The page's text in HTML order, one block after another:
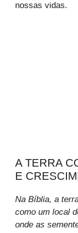
nossas vidas.
A TERRA
E
Na Bíblia, a
como um local
onde as